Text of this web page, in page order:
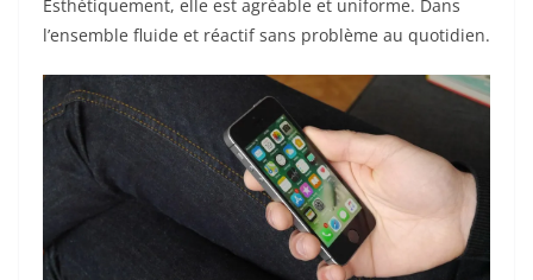
Esthétiquement, elle est agréable et uniforme. Dans
l’ensemble fluide et réactif sans problème au quotidien.